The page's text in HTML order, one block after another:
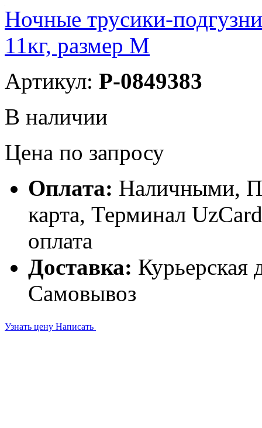
Ночные трусики-
11кг, размер М
Артикул: P-0849383
В наличии
Цена по запросу
Оплата: Наличными,
карта, Терминал
оплата
Доставка: Курьерская
Самовывоз
Узнать цену Написать